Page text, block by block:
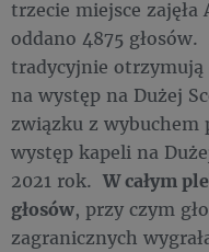
trzecie miejsce
oddano 4875
tradycyjnie otrzymują
na występ na Dużej
związku z wybuchem
występ kapeli na
2021 rok.W całym
głosów, przy czym
zagranicznych